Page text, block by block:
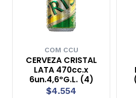
COM CCU
CERVEZA CRISTAL
LATA 470cc.x
6un.4,6ºG.L. (4)
$4.554